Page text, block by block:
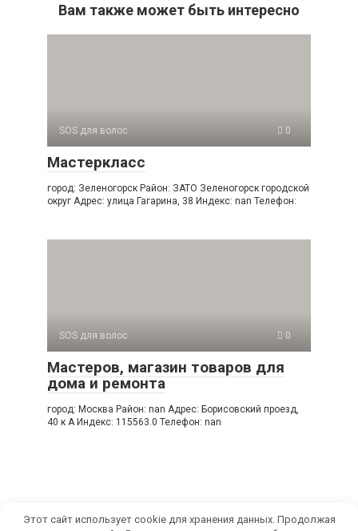
Вам также может быть интересно
SOS для волос 0
Мастеркласс
город: Зеленогорск Район: ЗАТО Зеленогорск городской
округ Адрес: улица Гагарина, 38 Индекс: nan Телефон:
SOS для волос 0
Мастерoв, магазин товаров для
дома и ремонта
город: Москва Район: nan Адрес: Борисовский проезд,
40 к А Индекс: 115563.0 Телефон: nan
Этот сайт использует cookie для хранения данных. Продолжая